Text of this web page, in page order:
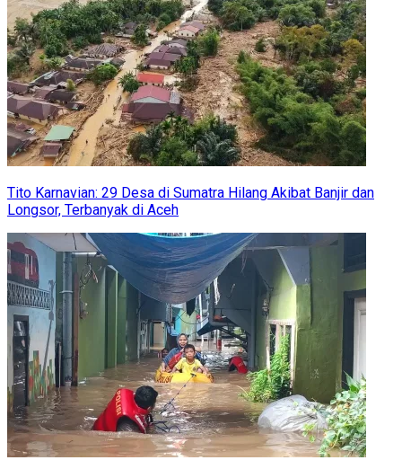
Tito Karnavian: 29 Desa di Sumatra Hilang Akibat Banjir dan
Longsor, Terbanyak di Aceh